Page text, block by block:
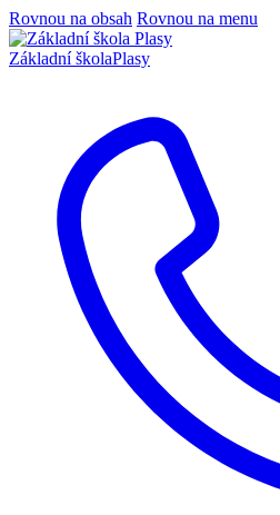
Rovnou na obsah Rovnou na menu
Základní školaPlasy